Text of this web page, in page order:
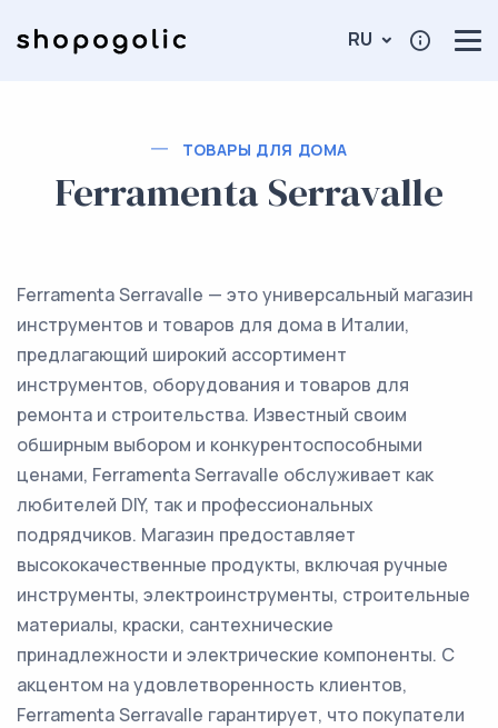
RU
ТОВАРЫ ДЛЯ ДОМА
Ferramenta Serravalle
Ferramenta Serravalle — это универсальный магазин
инструментов и товаров для дома в Италии,
предлагающий широкий ассортимент
инструментов, оборудования и товаров для
ремонта и строительства. Известный своим
обширным выбором и конкурентоспособными
ценами, Ferramenta Serravalle обслуживает как
любителей DIY, так и профессиональных
подрядчиков. Магазин предоставляет
высококачественные продукты, включая ручные
инструменты, электроинструменты, строительные
материалы, краски, сантехнические
принадлежности и электрические компоненты. С
акцентом на удовлетворенность клиентов,
Ferramenta Serravalle гарантирует, что покупатели